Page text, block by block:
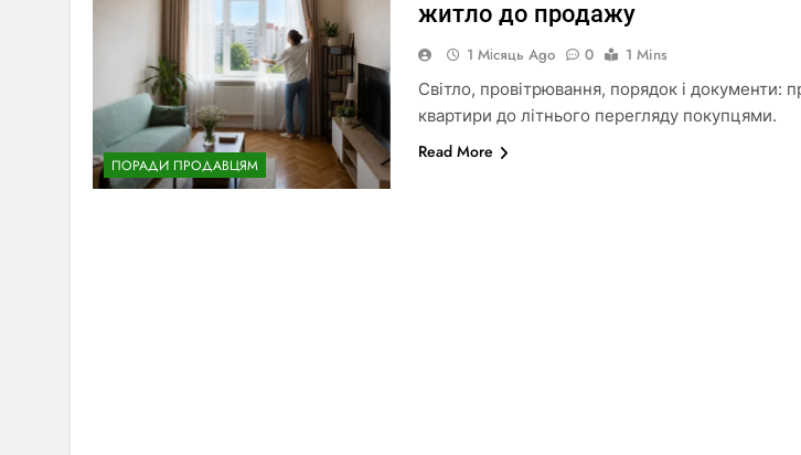
ПОРАДИ ПРОДАВЦЯМ
житло до продажу
1 Місяць Ago 0
1 Mins
Світло, провітрювання, порядок і документи:
квартири до літнього перегляду покупцями.
Read More